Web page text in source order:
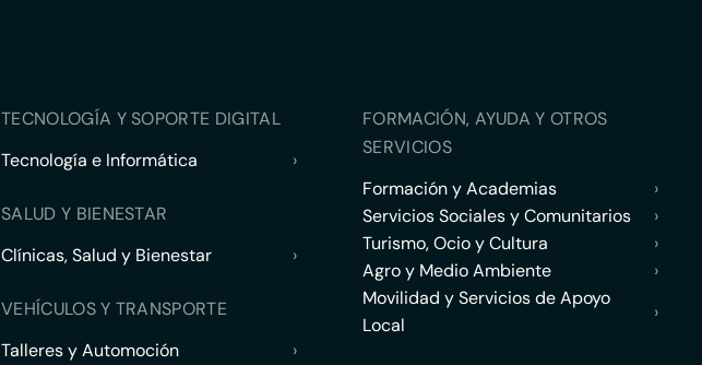
TECNOLOGÍA Y SOPORTE DIGITAL
Tecnología e Informática
›
SALUD Y BIENESTAR
Clínicas, Salud y Bienestar
›
VEHÍCULOS Y TRANSPORTE
Talleres y Automoción
›
FORMACIÓN, AYUDA Y OTROS
SERVICIOS
Formación y Academias
›
Servicios Sociales y Comunitarios
›
Turismo, Ocio y Cultura
›
Agro y Medio Ambiente
›
Movilidad y Servicios de Apoyo
Local
›